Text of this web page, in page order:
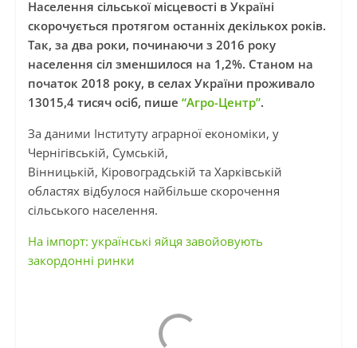
Населення сільської місцевості в Україні
скорочується протягом останніх декількох років.
Так, за два роки, починаючи з 2016 року
населення сіл зменшилося на 1,2%. Станом на
початок 2018 року, в селах України проживало
13015,4 тисяч осіб, пише “Агро-Центр”.
За даними Інституту аграрної економіки, у
Чернігівській, Сумській,
Вінницькій, Кіровоградській та Харківській
областях відбулося найбільше скорочення
сільського населення.
На імпорт: українські яйця завойовують
закордонні ринки